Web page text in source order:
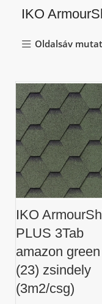
IKO
Oldalsáv
IKO
PLUS 3Tab
amazon
(23) zsindely
(3m2/csg)